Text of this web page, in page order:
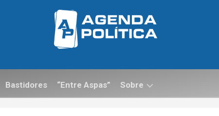
Bastidores “Entre Aspas” Sobre